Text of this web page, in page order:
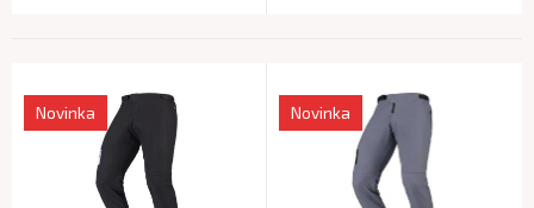
Novinka Novinka